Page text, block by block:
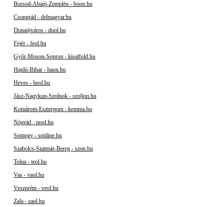
Borsod-Abaúj-Zemplén - boon.hu
Csongrád - delmagyar.hu
Dunaújváros - duol.hu
Fejér - feol.hu
Győr-Moson-Sopron - kisalfold.hu
Hajdú-Bihar - haon.hu
Heves - heol.hu
Jász-Nagykun-Szolnok - szoljon.hu
Komárom-Esztergom - kemma.hu
Nógrád - nool.hu
Somogy - sonline.hu
Szabolcs-Szatmár-Bereg - szon.hu
Tolna - teol.hu
Vas - vaol.hu
Veszprém - veol.hu
Zala - zaol.hu